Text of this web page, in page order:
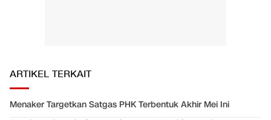
ARTIKEL TERKAIT
Menaker Targetkan Satgas PHK Terbentuk Akhir Mei Ini